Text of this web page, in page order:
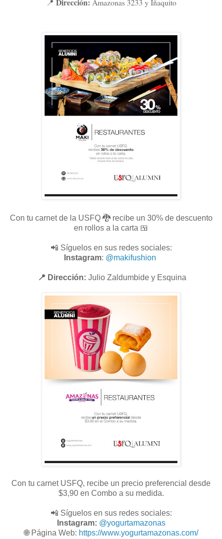
📍 Dirección: Amazonas 3233 y Iñaquito
Con tu carnet de la USFQ 🐉 recibe un 30% de descuento
en rollos a la carta 🍱
📲 Síguelos en sus redes sociales:
Instagram: @makifushion
📍 Dirección: Julio Zaldumbide y Esquina
Con tu carnet USFQ, recibe un precio preferencial desde
$3,90 en Combo a su medida.
📲 Síguelos en sus redes sociales:
Instagram: @yogurtamazonas
🌐 Página Web: https://www.yogurtamazonas.com/